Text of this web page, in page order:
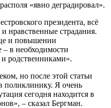
«явно деградировал».
президента, всё
нравственные страдания.
и повышении
– в необходимости
и родственниками».
но после этой статьи
поликлинику. Я очень
сегодня находится в
– сказал Бергман.